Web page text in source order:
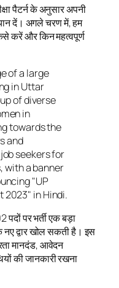
पैटर्न के अनुसार अपनी
दें। अगले चरण में, हम
करें और किन महत्वपूर्ण
पर भर्ती एक बड़ा
द्वार खोल सकती है। इस
मानदंड, आवेदन
की जानकारी रखना